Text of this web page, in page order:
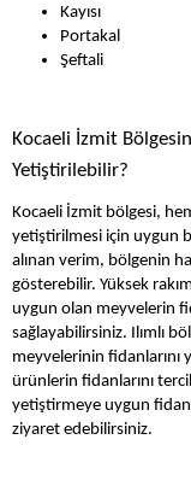
Kayısı
Portakal
Şeftali
Kocaeli İzmit
Yetiştirilebilir?
Kocaeli İzmit bölgesi,
yetiştirilmesi için uygun
alınan verim, bölgenin
gösterebilir. Yüksek
uygun olan meyvelerin
sağlayabilirsiniz. Ilımlı
meyvelerinin fidanlarını
ürünlerin fidanlarını
yetiştirmeye uygun
ziyaret edebilirsiniz.